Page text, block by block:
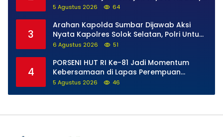
Tegaskan Tak Ada Ruang bagi Pelanggar
5 Agustus 2026 64
3
Arahan Kapolda Sumbar Dijawab Aksi
Nyata Kapolres Solok Selatan, Polri Untuk
Masyarakat Bukan Sekadar Slogan
6 Agustus 2026 51
4
PORSENI HUT RI Ke-81 Jadi Momentum
Kebersamaan di Lapas Perempuan
Padang
5 Agustus 2026 46